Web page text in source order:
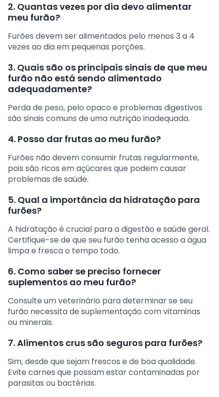
2. Quantas vezes por dia devo alimentar
meu furão?
Furões devem ser alimentados pelo menos 3 a 4
vezes ao dia em pequenas porções.
3. Quais são os principais sinais de que meu
furão não está sendo alimentado
adequadamente?
Perda de peso, pelo opaco e problemas digestivos
são sinais comuns de uma nutrição inadequada.
4. Posso dar frutas ao meu furão?
Furões não devem consumir frutas regularmente,
pois são ricos em açúcares que podem causar
problemas de saúde.
5. Qual a importância da hidratação para
furões?
A hidratação é crucial para a digestão e saúde geral.
Certifique-se de que seu furão tenha acesso a água
limpa e fresca o tempo todo.
6. Como saber se preciso fornecer
suplementos ao meu furão?
Consulte um veterinário para determinar se seu
furão necessita de suplementação com vitaminas
ou minerais.
7. Alimentos crus são seguros para furões?
Sim, desde que sejam frescos e de boa qualidade.
Evite carnes que possam estar contaminadas por
parasitas ou bactérias.